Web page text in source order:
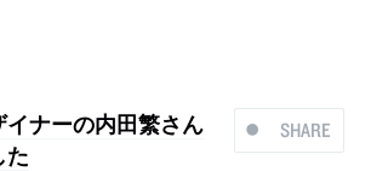
SHARE
ナーの内田繁さん
た